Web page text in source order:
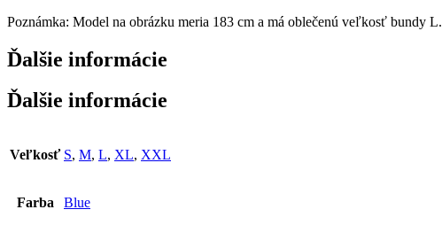
Poznámka: Model na obrázku meria 183 cm a má oblečenú veľkosť bundy L.
Ďalšie informácie
Ďalšie informácie
Veľkosť S, M, L, XL, XXL
Farba Blue